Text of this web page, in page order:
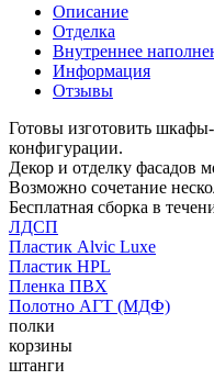
Описание
Отделка
Внутреннее
Информация
Отзывы
Готовы изготовить
конфигурации.
Декор и отделку фасадов
Возможно сочетание
Бесплатная сборка в
ЛДСП
Пластик Alvic Luxe
Пластик HPL
Пленка ПВХ
Полотно АГТ (МДФ)
полки
корзины
штанги